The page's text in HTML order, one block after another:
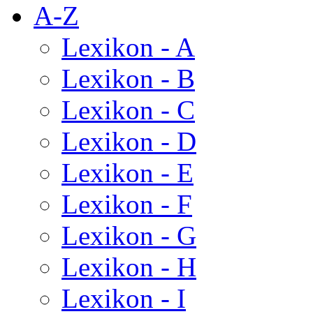
A-Z
Lexikon - A
Lexikon - B
Lexikon - C
Lexikon - D
Lexikon - E
Lexikon - F
Lexikon - G
Lexikon - H
Lexikon - I